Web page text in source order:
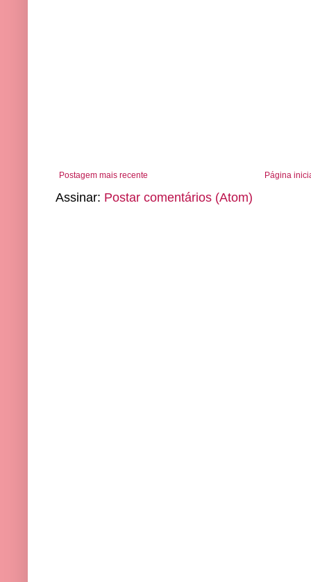
Postagem mais recente Página
Assinar: Postar comentários (Atom)